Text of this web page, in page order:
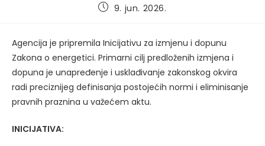
Post9. jun. 2026.
Agencija je pripremila Inicijativu za izmjenu i dopunu
Zakona o energetici. Primarni cilj predloženih izmjena i
dopuna je unapređenje i usklađivanje zakonskog okvira
radi preciznijeg definisanja postojećih normi i eliminisanje
pravnih praznina u važećem aktu.
INICIJATIVA: